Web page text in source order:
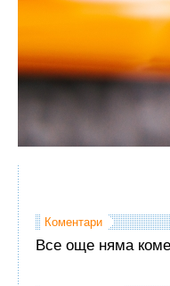
Коментари
Все още няма